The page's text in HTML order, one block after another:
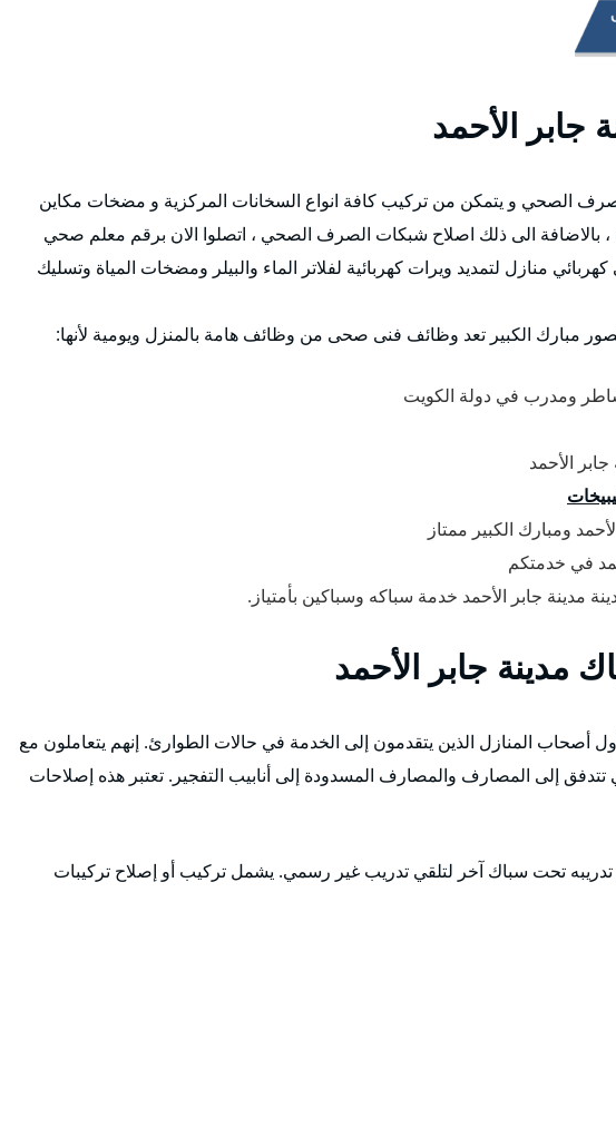
الأحمد
، بالاضافة الى ذلك اصلاح شبكات الصرف الصحي ، اتصلوا الان برقم معلم صحي
منازل لتمديد ويرات كهربائية لفلاتر الماء والبيلر ومضخات المياة وتسليك
مبارك الكبير تعد وظائف فنى صحى من وظائف هامة بالمنزل ويومية لأنها:
ومدرب في دولة الكويت
الأحمد
ومبارك الكبير ممتاز
في خدمتكم
مدينة جابر الأحمد خدمة سباكه وسباكين بأمتياز.
جابر الأحمد
أصحاب المنازل الذين يتقدمون إلى الخدمة في حالات الطوارئ. إنهم يتعاملون مع
إلى المصارف والمصارف المسدودة إلى أنابيب التفجير. تعتبر هذه إصلاحات
تحت سباك آخر لتلقي تدريب غير رسمي. يشمل تركيب أو إصلاح تركيبات